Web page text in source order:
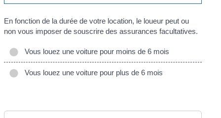
En fonction de la durée de votre location, le loueur peut ou
non vous imposer de souscrire des assurances facultatives.
Vous louez une voiture pour moins de 6 mois
Vous louez une voiture pour plus de 6 mois